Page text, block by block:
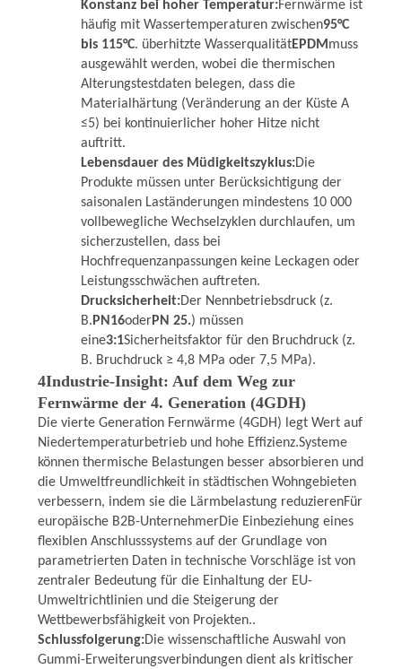
Konstanz bei hoher Temperatur:Fernwärme ist
häufig mit Wassertemperaturen zwischen95°C
bis 115°C. überhitzte WasserqualitätEPDMmuss
ausgewählt werden, wobei die thermischen
Alterungstestdaten belegen, dass die
Materialhärtung (Veränderung an der Küste A
≤5) bei kontinuierlicher hoher Hitze nicht
auftritt.
Lebensdauer des Müdigkeitszyklus:Die
Produkte müssen unter Berücksichtigung der
saisonalen Laständerungen mindestens 10 000
vollbewegliche Wechselzyklen durchlaufen, um
sicherzustellen, dass bei
Hochfrequenzanpassungen keine Leckagen oder
Leistungsschwächen auftreten.
Drucksicherheit:Der Nennbetriebsdruck (z.
B.PN16oderPN 25.) müssen
eine3:1Sicherheitsfaktor für den Bruchdruck (z.
B. Bruchdruck ≥ 4,8 MPa oder 7,5 MPa).
4Industrie-Insight: Auf dem Weg zur
Fernwärme der 4. Generation (4GDH)
Die vierte Generation Fernwärme (4GDH) legt Wert auf
Niedertemperaturbetrieb und hohe Effizienz.Systeme
können thermische Belastungen besser absorbieren und
die Umweltfreundlichkeit in städtischen Wohngebieten
verbessern, indem sie die Lärmbelastung reduzierenFür
europäische B2B-UnternehmerDie Einbeziehung eines
flexiblen Anschlusssystems auf der Grundlage von
parametrierten Daten in technische Vorschläge ist von
zentraler Bedeutung für die Einhaltung der EU-
Umweltrichtlinien und die Steigerung der
Wettbewerbsfähigkeit von Projekten..
Schlussfolgerung:Die wissenschaftliche Auswahl von
Gummi-Erweiterungsverbindungen dient als kritischer